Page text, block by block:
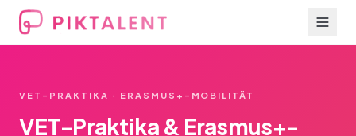
VET-PRAKTIKA · ERASMUS+-MOBILITÄT
VET-Praktika & Erasmus+-